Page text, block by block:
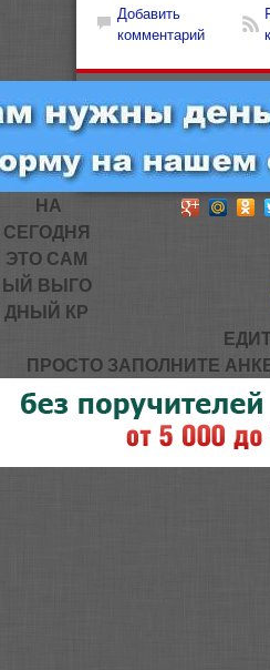
Добавить
комментарий
НА
СЕГОДНЯ
ЭТО САМ
ЫЙ ВЫГО
ДНЫЙ КР
ПРОСТО ЗАПОЛНИТЕ